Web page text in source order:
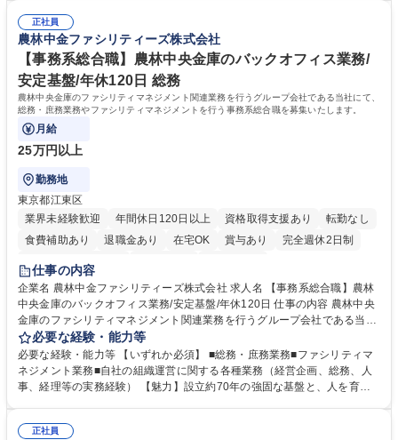
無/年休123日
得出来ております！ 【魅力】■フレックス制度、未経験からでも下限年収
を一律支給！ ■管理業務主任者資格取得後には50,000円/月の手当あり！
学歴・資格 学歴：大学院 大学 高専 短大 専修学校 高校 語学力： 資格：第
一種運転免許普通自動車
正社員
農林中金ファシリティーズ株式会社
【事務系総合職】農林中央金庫のバックオフィス業務/
安定基盤/年休120日 総務
農林中央金庫のファシリティマネジメント関連業務を行うグループ会社である当社にて、
総務・庶務業務やファシリティマネジメントを行う事務系総合職を募集いたします。
月給
25万円以上
勤務地
東京都江東区
業界未経験歓迎
年間休日120日以上 資格取得支援あり
転勤なし
食費補助あり
退職金あり 在宅OK 賞与あり
完全週休2日制
インセンティブあり
仕事の内容
企業名 農林中金ファシリティーズ株式会社 求人名 【事務系総合職】農林
中央金庫のバックオフィス業務/安定基盤/年休120日 仕事の内容 農林中央
金庫のファシリティマネジメント関連業務を行うグループ会社である当社
にて、総務・庶務業務やファシリティマネジメントを行う事務系総合職を
募集いたします。 ■総務・庶務業務：外部委託先（外注先）や契約書の管
理、総務部門での管理業務、会計管理や決算業務、印刷物等の制作管理等
※親会社である農林中央金庫から受託した総務庶務業務 ■ファシリティマ
関する各種業務（経営企画、総務、人事、経理等） 募集職種 【事務系総
必要な経験・能力等
必要な経験・能力等 【いずれか必須】 ■総務・庶務業務■ファシリティマ
ネジメント業務■自社の組織運営に関する各種業務（経営企画、総務、人
事、経理等の実務経験） 【魅力】設立約70年の強固な基盤と、人を育て
す。 また、業務がしっかりと基準化されており、中途入社でも質問しやす
正社員